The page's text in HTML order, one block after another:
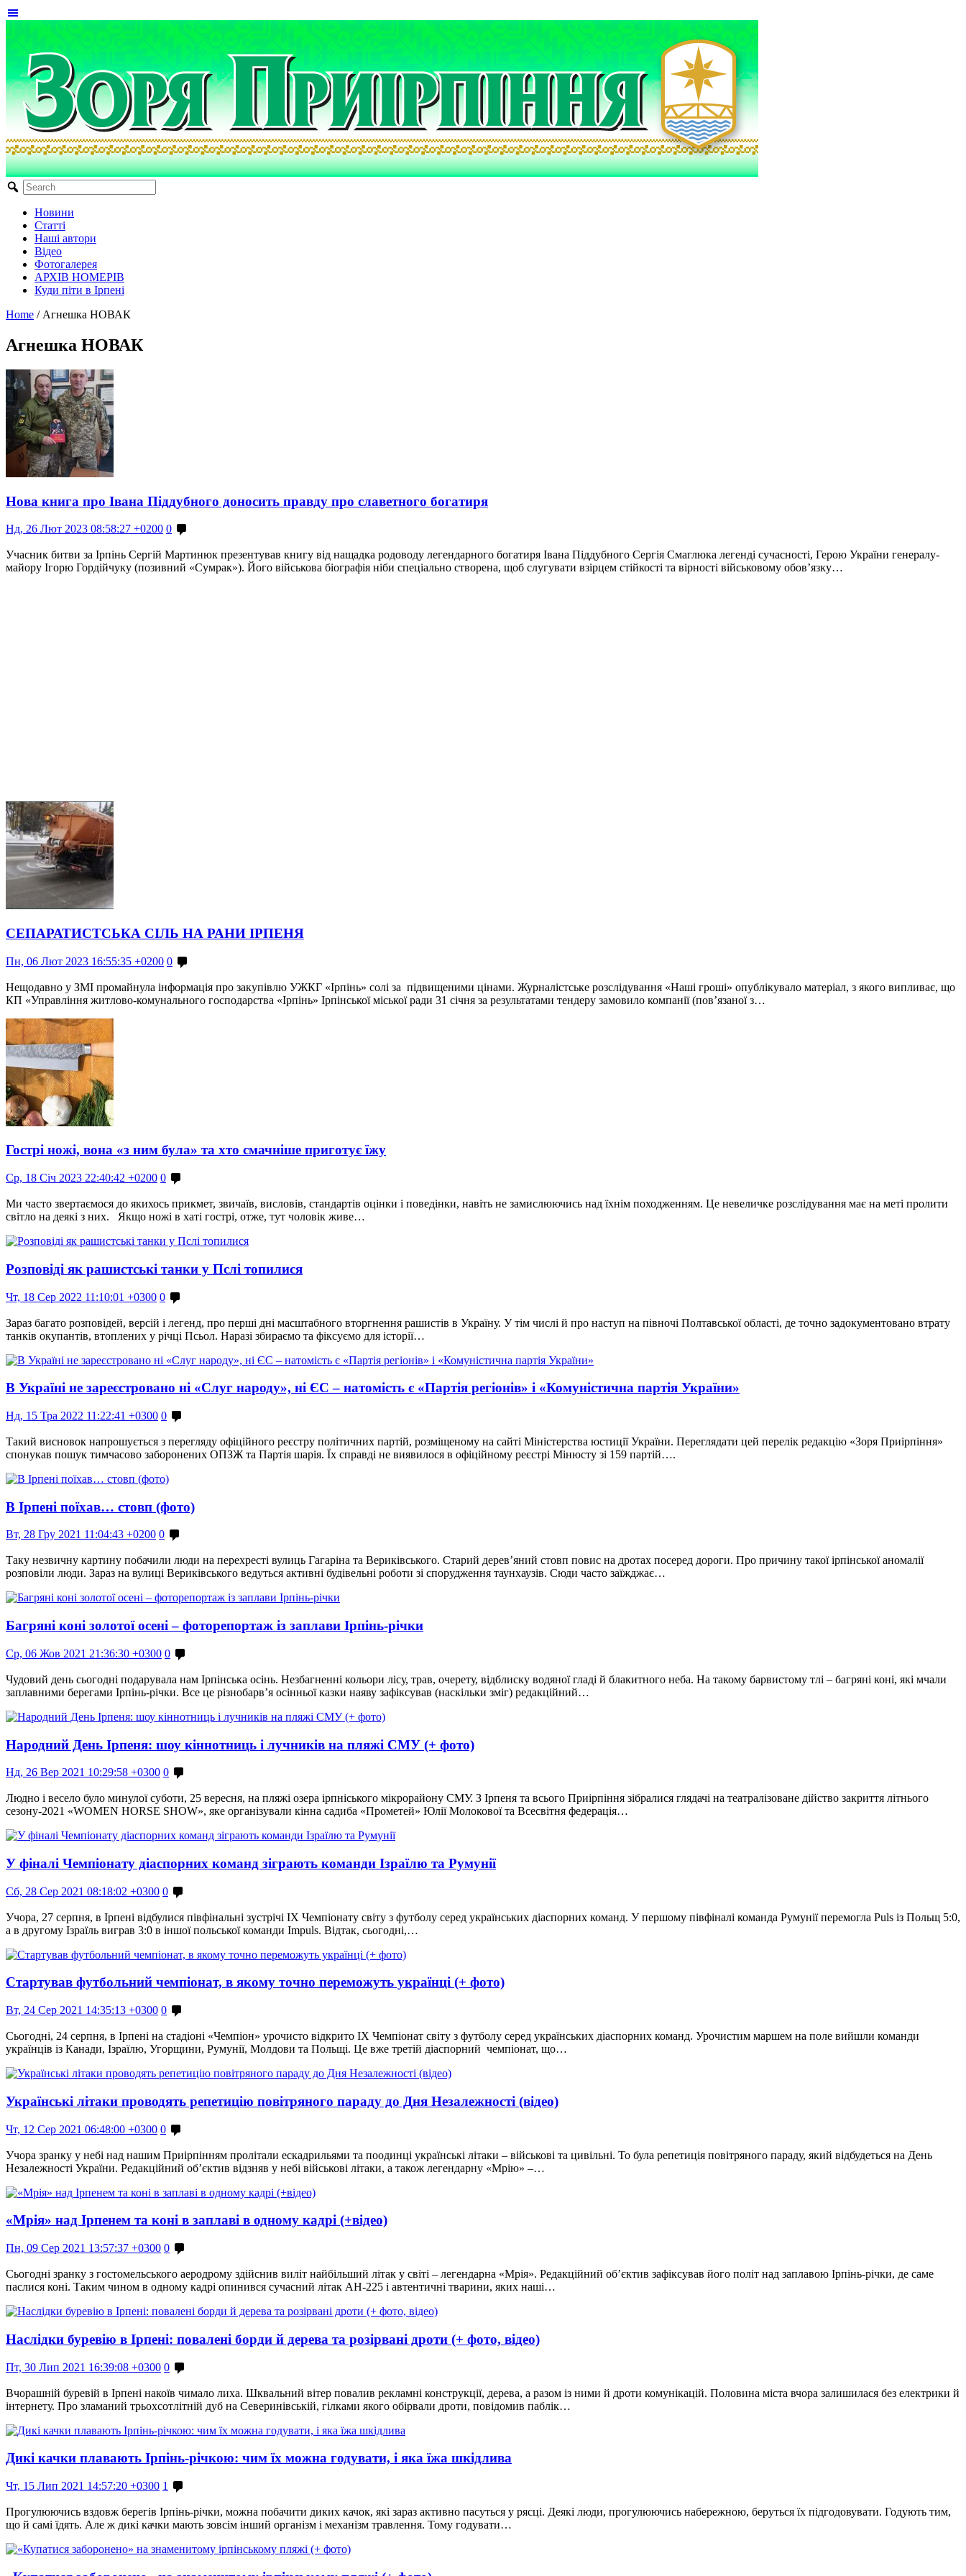
Новини
Статті
Наші автори
Відео
Фотогалерея
АРХІВ НОМЕРІВ
Куди піти в Ірпені
Home / Агнешка НОВАК
Агнешка НОВАК
Нова книга про Івана Піддубного доносить правду про славетного богатиря
Нд, 26 Лют 2023 08:58:27 +0200 0
Учасник битви за Ірпінь Сергій Мартинюк презентував книгу від нащадка родоводу легендарного богатиря Івана Піддубного Сергія Смаглюка легенді сучасності, Герою України генералу-
майору Ігорю Гордійчуку (позивний «Сумрак»). Його військова біографія ніби спеціально створена, щоб слугувати взірцем стійкості та вірності військовому обов’язку…
СЕПАРАТИСТСЬКА СІЛЬ НА РАНИ ІРПЕНЯ
Пн, 06 Лют 2023 16:55:35 +0200 0
Нещодавно у ЗМІ промайнула інформація про закупівлю УЖКГ «Ірпінь» солі за підвищеними цінами. Журналістське розслідування «Наші гроші» опублікувало матеріал, з якого випливає, що
КП «Управління житлово-комунального господарства «Ірпінь» Ірпінської міської ради 31 січня за результатами тендеру замовило компанії (пов’язаної з…
Гострі ножі, вона «з ним була» та хто смачніше приготує їжу
Ср, 18 Січ 2023 22:40:42 +0200 0
Ми часто звертаємося до якихось прикмет, звичаїв, висловів, стандартів оцінки і поведінки, навіть не замислюючись над їхнім походженням. Це невеличке розслідування має на меті пролити
світло на деякі з них. Якщо ножі в хаті гострі, отже, тут чоловік живе…
Розповіді як рашистські танки у Пслі топилися
Чт, 18 Сер 2022 11:10:01 +0300 0
Зараз багато розповідей, версій і легенд, про перші дні масштабного вторгнення рашистів в Україну. У тім числі й про наступ на півночі Полтавської області, де точно задокументовано втрату
танків окупантів, втоплених у річці Псьол. Наразі збираємо та фіксуємо для історії…
В Україні не зареєстровано ні «Слуг народу», ні ЄС – натомість є «Партія регіонів» і «Комуністична партія України»
Нд, 15 Тра 2022 11:22:41 +0300 0
Такий висновок напрошується з перегляду офіційного реєстру політичних партій, розміщеному на сайті Міністерства юстиції України. Переглядати цей перелік редакцію «Зоря Приірпіння»
спонукав пошук тимчасово заборонених ОПЗЖ та Партія шарія. Їх справді не виявилося в офіційному реєстрі Мінюсту зі 159 партій….
В Ірпені поїхав… стовп (фото)
Вт, 28 Гру 2021 11:04:43 +0200 0
Таку незвичну картину побачили люди на перехресті вулиць Гагаріна та Вериківського. Старий дерев’яний стовп повис на дротах посеред дороги. Про причину такої ірпінської аномалії
розповіли люди. Зараз на вулиці Вериківського ведуться активні будівельні роботи зі спорудження таунхаузів. Сюди часто заїжджає…
Багряні коні золотої осені – фоторепортаж із заплави Ірпінь-річки
Ср, 06 Жов 2021 21:36:30 +0300 0
Чудовий день сьогодні подарувала нам Ірпінська осінь. Незбагненні кольори лісу, трав, очерету, відблиску водяної гладі й блакитного неба. На такому барвистому тлі – багряні коні, які мчали
заплавними берегами Ірпінь-річки. Все це різнобарв’я осінньої казки наяву зафіксував (наскільки зміг) редакційний…
Народний День Ірпеня: шоу кіннотниць і лучників на пляжі СМУ (+ фото)
Нд, 26 Вер 2021 10:29:58 +0300 0
Людно і весело було минулої суботи, 25 вересня, на пляжі озера ірпніського мікрорайону СМУ. З Ірпеня та всього Приірпіння зібралися глядачі на театралізоване дійство закриття літнього
сезону-2021 «WOMEN HORSE SHOW», яке організували кінна садиба «Прометей» Юлії Молокової та Всесвітня федерація…
У фіналі Чемпіонату діаспорних команд зіграють команди Ізраїлю та Румунії
Сб, 28 Сер 2021 08:18:02 +0300 0
Учора, 27 серпня, в Ірпені відбулися півфінальні зустрічі IX Чемпіонату світу з футболу серед українських діаспорних команд. У першому півфіналі команда Румунії перемогла Puls із Польщ 5:0,
а в другому Ізраїль виграв 3:0 в іншої польської команди Impuls. Відтак, сьогодні,…
Стартував футбольний чемпіонат, в якому точно переможуть українці (+ фото)
Вт, 24 Сер 2021 14:35:13 +0300 0
Сьогодні, 24 серпня, в Ірпені на стадіоні «Чемпіон» урочисто відкрито IX Чемпіонат світу з футболу серед українських діаспорних команд. Урочистим маршем на поле вийшли команди
українців із Канади, Ізраїлю, Угорщини, Румунії, Молдови та Польщі. Це вже третій діаспорний чемпіонат, що…
Українські літаки проводять репетицію повітряного параду до Дня Незалежності (відео)
Чт, 12 Сер 2021 06:48:00 +0300 0
Учора зранку у небі над нашим Приірпінням пролітали ескадрильями та поодинці українські літаки – військові та цивільні. То була репетиція повітряного параду, який відбудеться на День
Незалежності України. Редакційний об’єктив відзняв у небі військові літаки, а також легендарну «Мрію» –…
«Мрія» над Ірпенем та коні в заплаві в одному кадрі (+відео)
Пн, 09 Сер 2021 13:57:37 +0300 0
Сьогодні зранку з гостомельського аеродрому здійснив виліт найбільший літак у світі – легендарна «Мрія». Редакційний об’єктив зафіксував його політ над заплавою Ірпінь-річки, де саме
паслися коні. Таким чином в одному кадрі опинився сучасний літак АН-225 і автентичні тварини, яких наші…
Наслідки буревію в Ірпені: повалені борди й дерева та розірвані дроти (+ фото, відео)
Пт, 30 Лип 2021 16:39:08 +0300 0
Вчорашній буревій в Ірпені накоїв чимало лиха. Шквальний вітер повалив рекламні конструкції, дерева, а разом із ними й дроти комунікацій. Половина міста вчора залишилася без електрики й
інтернету. Про зламаний трьохсотлітній дуб на Северинівській, гілками якого обірвали дроти, повідомив паблік…
Дикі качки плавають Ірпінь-річкою: чим їх можна годувати, і яка їжа шкідлива
Чт, 15 Лип 2021 14:57:20 +0300 1
Прогулюючись вздовж берегів Ірпінь-річки, можна побачити диких качок, які зараз активно пасуться у рясці. Деякі люди, прогулюючись набережною, беруться їх підгодовувати. Годують тим,
що й самі їдять. Але ж дикі качки мають зовсім інший організм і механізм травлення. Тому годувати…